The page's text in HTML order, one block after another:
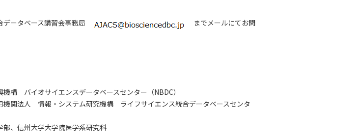
データベース講習会事務局
までメールにてお問
構 バイオサイエンスデータベースセンター（NBDC）
機関法人 情報・システム研究機構 ライフサイエンス統合データベースセンタ
信州大学大学院医学系研究科